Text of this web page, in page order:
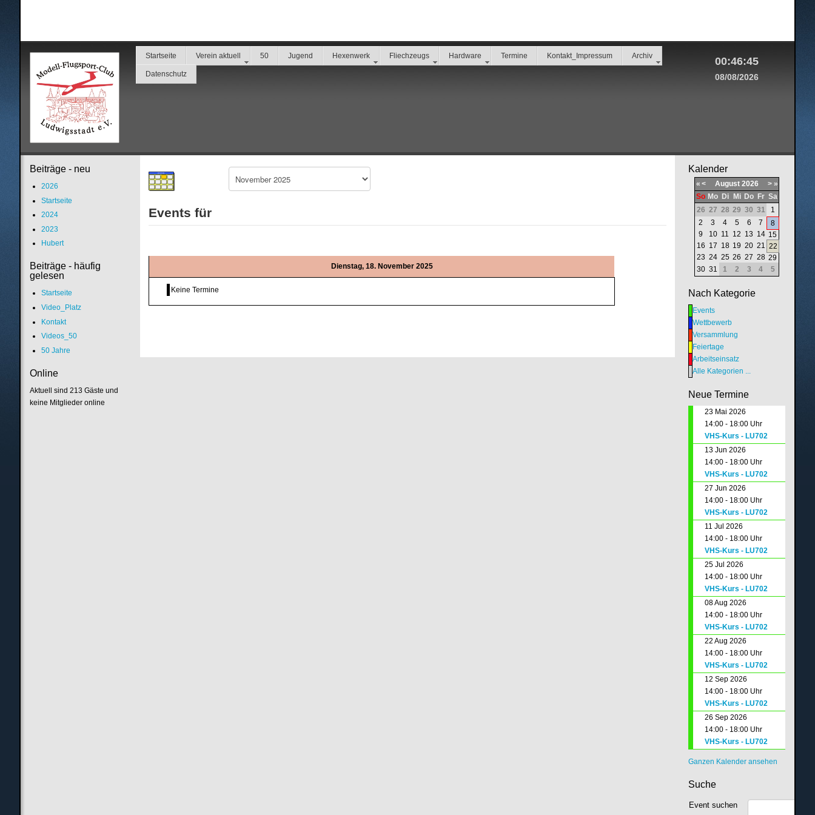
Startseite Verein aktuell 50 Jugend Hexenwerk Fliechzeugs Hardware Termine Kontakt_Impressum Archiv
Datenschutz
00:46:45
08/08/2026
Events für
Dienstag, 18. November 2025
Keine Termine
Beiträge - neu
2026
Startseite
2024
2023
Hubert
Beiträge - häufig
gelesen
Startseite
Video_Platz
Kontakt
Videos_50
50 Jahre
Online
Aktuell sind 213 Gäste und
keine Mitglieder online
Kalender
« < August 2026 > »
So Mo Di Mi Do Fr Sa
26 27 28 29 30 31
1
2
3 4 5 6 7
8
9
10 11 12 13 14 15
16 17 18 19 20 21 22
23 24 25 26 27 28 29
30 31 1 2 3 4 5
Nach Kategorie
Events
Wettbewerb
Versammlung
Feiertage
Arbeitseinsatz
Alle Kategorien ...
Neue Termine
23 Mai 2026
14:00 - 18:00 Uhr
VHS-Kurs - LU702
13 Jun 2026
14:00 - 18:00 Uhr
VHS-Kurs - LU702
27 Jun 2026
14:00 - 18:00 Uhr
VHS-Kurs - LU702
11 Jul 2026
14:00 - 18:00 Uhr
VHS-Kurs - LU702
25 Jul 2026
14:00 - 18:00 Uhr
VHS-Kurs - LU702
08 Aug 2026
14:00 - 18:00 Uhr
VHS-Kurs - LU702
22 Aug 2026
14:00 - 18:00 Uhr
VHS-Kurs - LU702
12 Sep 2026
14:00 - 18:00 Uhr
VHS-Kurs - LU702
26 Sep 2026
14:00 - 18:00 Uhr
VHS-Kurs - LU702
Ganzen Kalender ansehen
Suche
Event suchen